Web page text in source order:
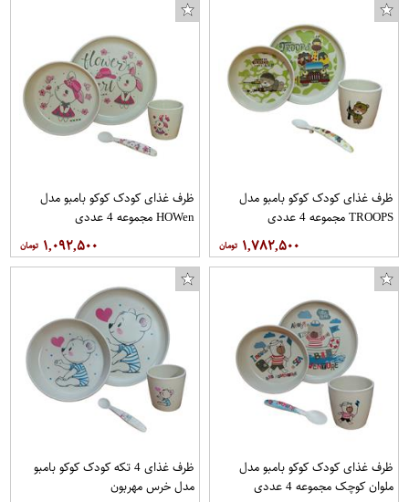
ظرف غذای کودک کوکو بامبو مدل
TROOPS مجموعه 4 عددی
۱,۷۸۲,۵۰۰
ظرف غذای کودک کوکو بامبو مدل
HOWen مجموعه 4 عددی
۱,۰۹۲,۵۰۰
ظرف غذای کودک کوکو بامبو مدل
ملوان کوچک مجموعه 4 عددی
ظرف غذای 4 تکه کودک کوکو بامبو
مدل خرس مهربون